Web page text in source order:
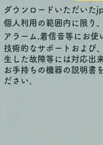
ダウンロードいただいた
個人利用の範囲内に限り
アラ ーム,着信音等にお使
技術的なサポートおよび
生した故障等には対応出
お手持ちの機器の説明書
ださい。